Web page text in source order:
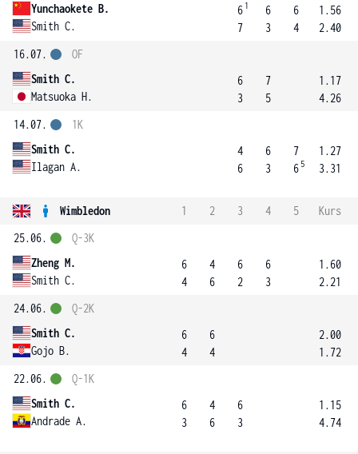
Yunchaokete B.
Smith C.
6 1
7
6
3
6
4
1.56
2.40
16.07.
Smith C.
Matsuoka H.
OF
6
3
7
5
1.17
4.26
14.07.
Smith C.
Ilagan A.
1K
4
6
6
3
7
6 5
1.27
3.31
Wimbledon 1 2 3 4 5
Kurs
25.06.
Zheng M.
Smith C.
Q-3K
6
4
4
6
6
2
6
3
1.60
2.21
24.06.
Smith C.
Gojo B.
Q-2K
6
4
6
4
2.00
1.72
22.06.
Smith C.
Andrade A.
Q-1K
6
3
4
6
6
3
1.15
4.74